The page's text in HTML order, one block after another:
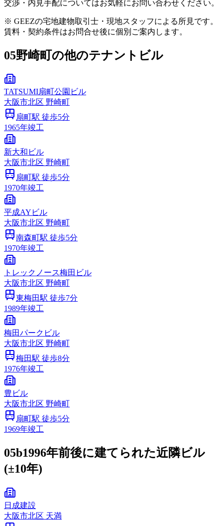
交渉・内見手配についてはお気軽にお問い合わせください。
※ GEEZの宅地建物取引士・現地スタッフによる所見です。
賃料・契約条件はお問合せ後に個別ご案内します。
05野崎町の他のテナントビル
TATSUMI扇町公園ビル
大阪市北区 野崎町
扇町駅 徒歩5分
1965年竣工
新大和ビル
大阪市北区 野崎町
扇町駅 徒歩5分
1970年竣工
平成AYビル
大阪市北区 野崎町
南森町駅 徒歩5分
1970年竣工
トレックノース梅田ビル
大阪市北区 野崎町
東梅田駅 徒歩7分
1989年竣工
梅田パークビル
大阪市北区 野崎町
梅田駅 徒歩8分
1976年竣工
豊ビル
大阪市北区 野崎町
扇町駅 徒歩5分
1969年竣工
05b1996年前後に建てられた近隣ビル
(±10年)
日成建設
大阪市北区 天満